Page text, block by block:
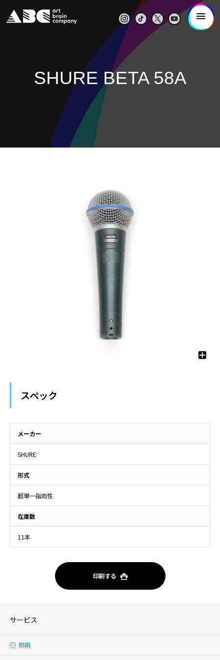
SHURE BETA 58A
スペック
メーカー
SHURE
形式
超単一指向性
在庫数
11本
印刷する
サービス
照明